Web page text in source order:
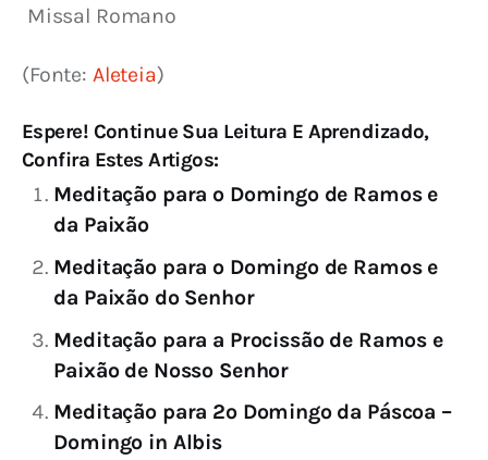
Missal Romano
(Fonte: Aleteia)
Espere! Continue Sua Leitura E Aprendizado,
Confira Estes Artigos:
Meditação para o Domingo de Ramos e
da Paixão
Meditação para o Domingo de Ramos e
da Paixão do Senhor
Meditação para a Procissão de Ramos e
Paixão de Nosso Senhor
Meditação para 2º Domingo da Páscoa –
Domingo in Albis